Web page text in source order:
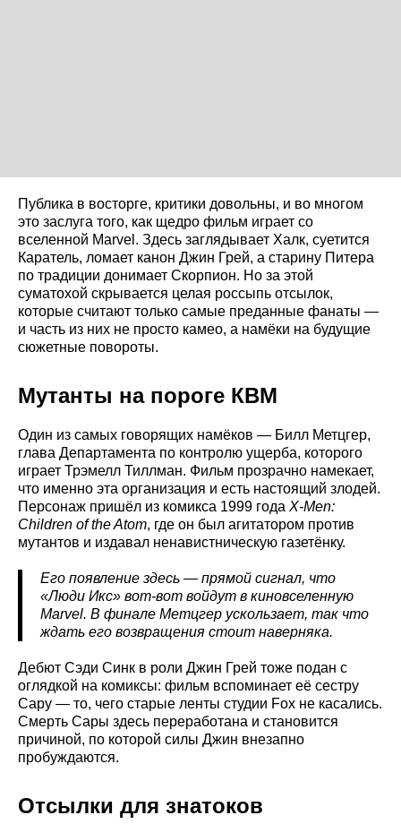
Публика в восторге, критики довольны, и во многом
это заслуга того, как щедро фильм играет со
вселенной Marvel. Здесь заглядывает Халк, суетится
Каратель, ломает канон Джин Грей, а старину Питера
по традиции донимает Скорпион. Но за этой
суматохой скрывается целая россыпь отсылок,
которые считают только самые преданные фанаты —
и часть из них не просто камео, а намёки на будущие
сюжетные повороты.
Мутанты на пороге КВМ
Один из самых говорящих намёков — Билл Метцгер,
глава Департамента по контролю ущерба, которого
играет Трэмелл Тиллман. Фильм прозрачно намекает,
что именно эта организация и есть настоящий злодей.
Персонаж пришёл из комикса 1999 года X-Men:
Children of the Atom, где он был агитатором против
мутантов и издавал ненавистническую газетёнку.
Его появление здесь — прямой сигнал, что
«Люди Икс» вот-вот войдут в киновселенную
Marvel. В финале Метцгер ускользает, так что
ждать его возвращения стоит наверняка.
Дебют Сэди Синк в роли Джин Грей тоже подан с
оглядкой на комиксы: фильм вспоминает её сестру
Сару — то, чего старые ленты студии Fox не касались.
Смерть Сары здесь переработана и становится
причиной, по которой силы Джин внезапно
пробуждаются.
Отсылки для знатоков